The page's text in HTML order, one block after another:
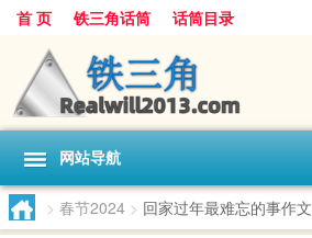
首 页 铁三角话筒 话筒目录
网站导航
> 春节2024 > 回家过年最难忘的事作文